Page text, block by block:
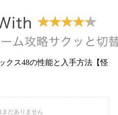
クス48の性能と入手方法【怪